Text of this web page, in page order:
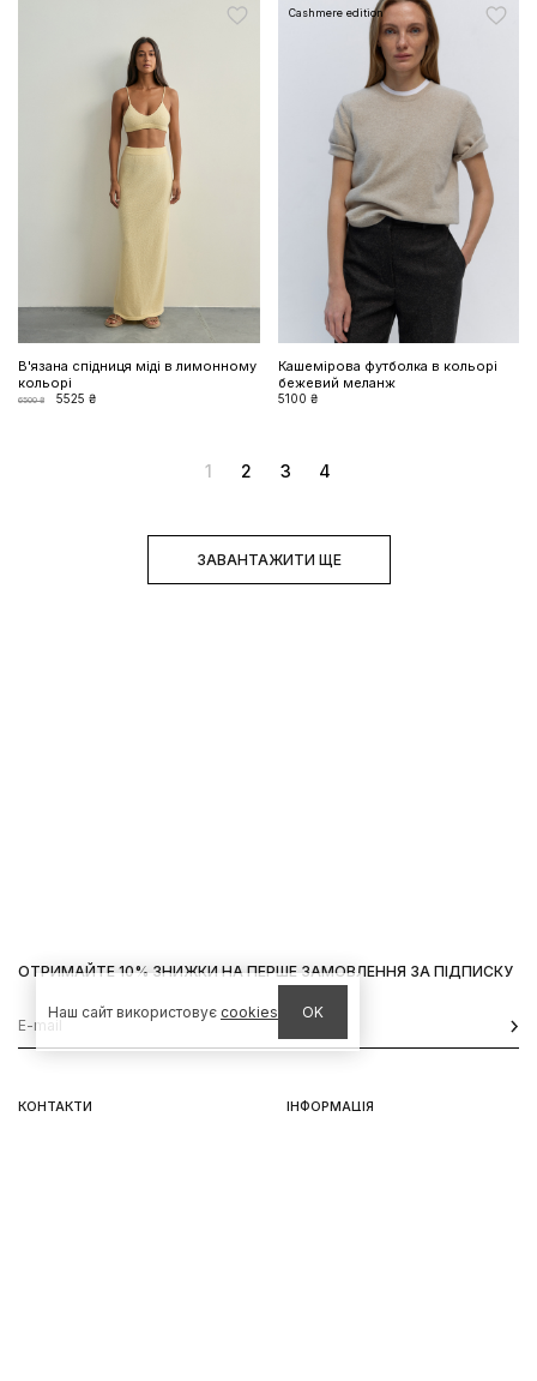
В'язана спідниця міді в лимонному
кольорі
6500 ₴ 5525 ₴
Cashmere edition
Кашемірова футболка в кольорі
бежевий меланж
5100 ₴
1 2 3 4
ЗАВАНТАЖИТИ ЩЕ
КОНТАКТИ ІНФОРМАЦІЯ
ОТРИМАЙТЕ 10% ЗНИЖКИ НА ПЕРШЕ ЗАМОВЛЕННЯ ЗА ПІДПИСКУ
Наш сайт використовує cookies OK